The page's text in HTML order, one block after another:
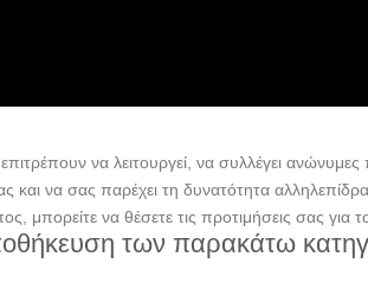
να λειτουργεί, να συλλέγει ανώνυμες
και να σας παρέχει τη δυνατότητα
μπορείτε να θέσετε τις προτιμήσεις σας
των παρακάτω